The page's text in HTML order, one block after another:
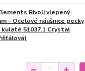
Rivoli vlepený
- Ocelové náušnice pecky
51037.1 Crystal